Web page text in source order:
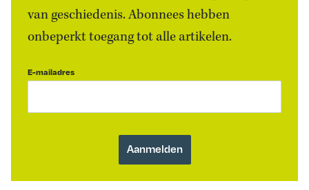
van geschiedenis. Abonnees hebben
onbeperkt toegang tot alle artikelen.
E-mailadres